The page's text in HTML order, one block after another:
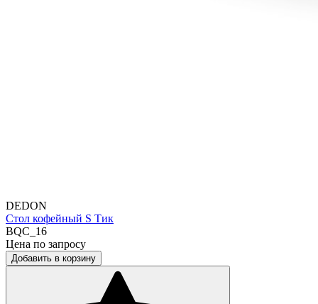
DEDON
Стол кофейный S Тик
BQC_16
Цена по запросу
Добавить в корзину